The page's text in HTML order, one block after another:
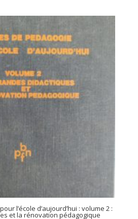
l’école d’aujourd’hui : volume 2 :
et la rénovation pédagogique